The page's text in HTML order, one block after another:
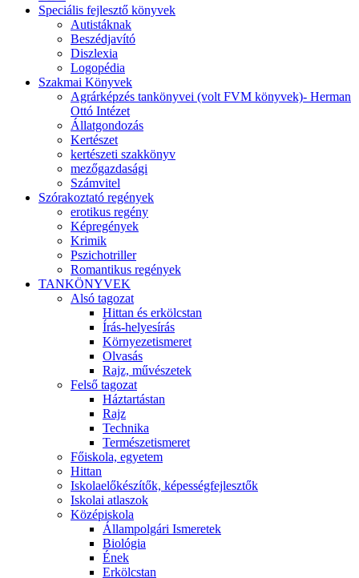
Speciális fejlesztő könyvek
Autistáknak
Beszédjavító
Diszlexia
Logopédia
Szakmai Könyvek
Agrárképzés tankönyvei (volt FVM könyvek)- Herman
Ottó Intézet
Állatgondozás
Kertészet
kertészeti szakkönyv
mezőgazdasági
Számvitel
Szórakoztató regények
erotikus regény
Képregények
Krimik
Pszichotriller
Romantikus regények
TANKÖNYVEK
Alsó tagozat
Hittan és erkölcstan
Írás-helyesírás
Környezetismeret
Olvasás
Rajz, művészetek
Felső tagozat
Háztartástan
Rajz
Technika
Természetismeret
Főiskola, egyetem
Hittan
Iskolaelőkészítők, képességfejlesztők
Iskolai atlaszok
Középiskola
Állampolgári Ismeretek
Biológia
Ének
Erkölcstan